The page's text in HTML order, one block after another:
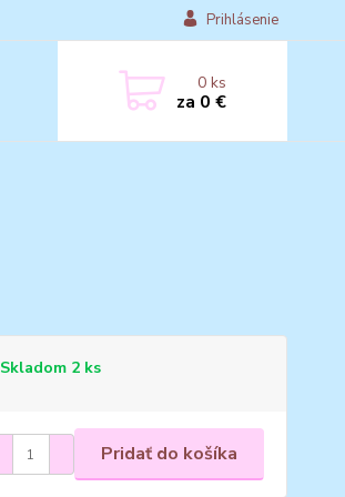
Prihlásenie
0ks
za 0 €
Skladom 2 ks
Pridať do košíka